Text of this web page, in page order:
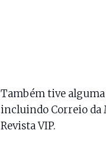
Também tive
incluindo Correio da
Revista VIP.